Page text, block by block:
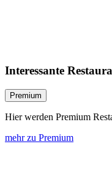
Interessante
Premium
Hier werden Premium
mehr zu Premium